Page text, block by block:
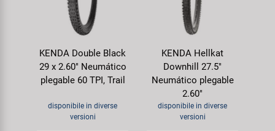
KENDA Double Black
29 x 2.60" Neumático
plegable 60 TPI, Trail
disponibile in diverse
versioni
KENDA Hellkat
Downhill 27.5"
Neumático plegable
2.60"
disponibile in diverse
versioni